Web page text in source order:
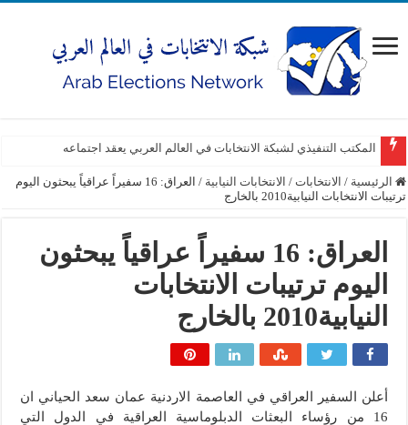
المكتب التنفيذي لشبكة الانتخابات في العالم العربي يعقد اجتماعه
الرئيسية / الانتخابات / الانتخابات النيابية /
العراق: 16 سفيراً عراقياً يبحثون اليوم
ترتيبات الانتخابات النيابية2010 بالخارج
العراق: 16 سفيراً عراقياً يبحثون
اليوم ترتيبات الانتخابات
النيابية2010 بالخارج
أعلن السفير العراقي في العاصمة الاردنية عمان سعد الحياني ان
16 من رؤساء البعثات الدبلوماسية العراقية في الدول التي